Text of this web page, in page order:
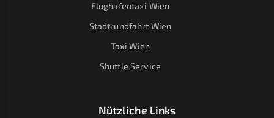
Flughafentaxi Wien
Stadtrundfahrt Wien
Taxi Wien
Shuttle Service
Nützliche Links